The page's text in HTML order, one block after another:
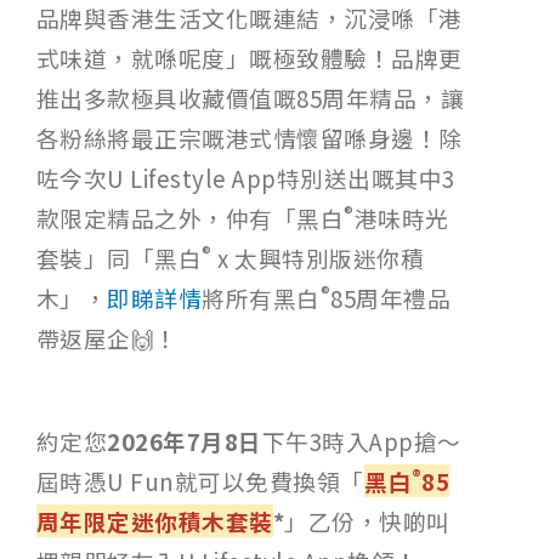
品牌與香港生活文化嘅連結，沉浸喺「港
式味道，就喺呢度」嘅極致體驗！品牌更
推出多款極具收藏價值嘅85周年精品，讓
各粉絲將最正宗嘅港式情懷留喺身邊！除
咗今次U Lifestyle App特別送出嘅其中3
款限定精品之外，仲有「黑白®港味時光
套裝」同「黑白® x 太興特別版迷你積
木」， 即睇詳情將所有黑白 ®85周年禮品
帶返屋企🙌！
約定您2026年7月8日下午3時入App搶～
屆時憑U Fun就可以免費換領「黑白®85
周年限定迷你積木套裝*」乙份，快啲叫